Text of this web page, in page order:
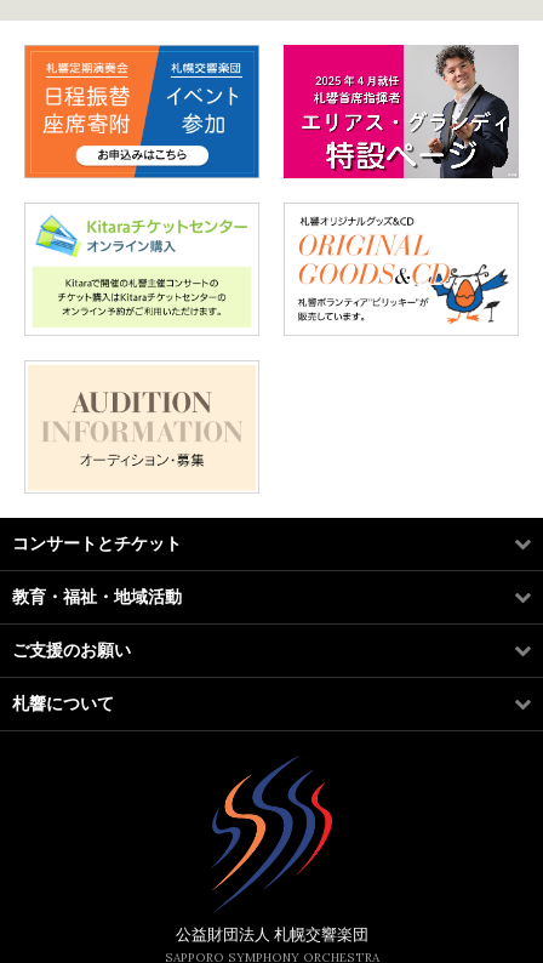
コンサートとチケット
教育・福祉・地域活動
ご支援のお願い
札響について
公益財団法人 札幌交響楽団
SAPPORO SYMPHONY ORCHESTRA